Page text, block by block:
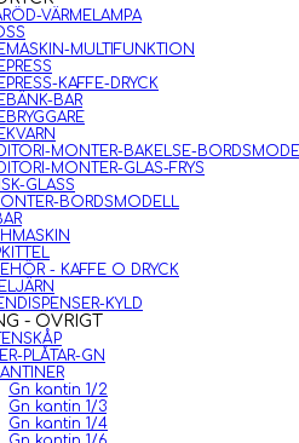
VÄRMELAMPA
MULTIFUNKTION
KAFFE-DRYCK
BAR
MONTER-BAKELSE-
MONTER-GLAS-FRYS
GLASS
BORDSMODELL
- KAFFE O DRYCK
KYLD
- ÖVRIGT
PLÅTAR-GN
Gn kantin 1/2
Gn kantin 1/3
Gn kantin 1/4